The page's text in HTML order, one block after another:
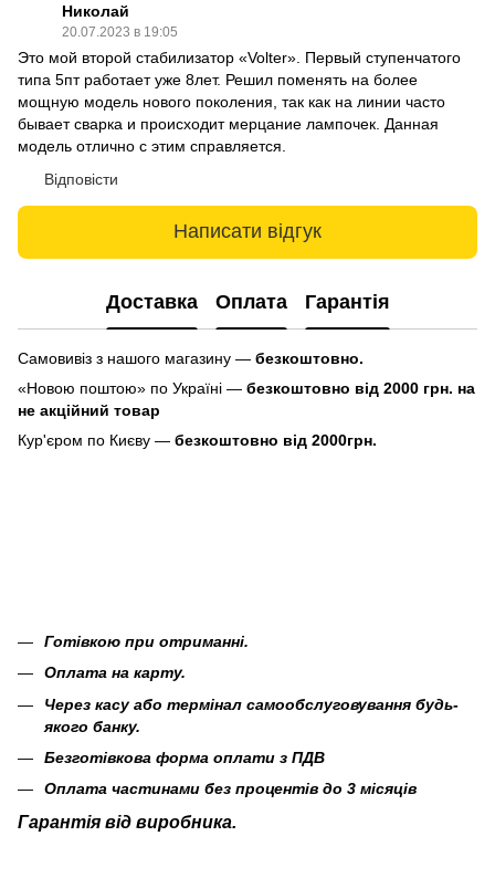
Николай
20.07.2023 в 19:05
Это мой второй стабилизатор «Volter». Первый ступенчатого
типа 5пт работает уже 8лет. Решил поменять на более
мощную модель нового поколения, так как на линии часто
бывает сварка и происходит мерцание лампочек. Данная
модель отлично с этим справляется.
Відповісти
Написати відгук
Доставка Оплата Гарантія
Самовивіз з нашого магазину — безкоштовно.
«Новою поштою» по Україні — безкоштовно від 2000 грн. на
не акційний товар
Кур'єром по Києву — безкоштовно від 2000грн.
Готівкою при отриманні.
Оплата на карту.
Через касу або термінал самообслуговування будь-
якого банку.
Безготівкова форма оплати з ПДВ
Оплата частинами без процентів до 3 місяців
Гарантія від виробника.